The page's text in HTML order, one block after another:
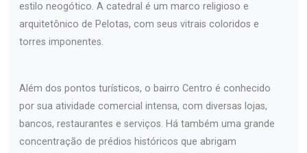
estilo neogótico. A catedral é um marco religioso e
arquitetônico de Pelotas, com seus vitrais coloridos e
torres imponentes.
Além dos pontos turísticos, o bairro Centro é conhecido
por sua atividade comercial intensa, com diversas lojas,
bancos, restaurantes e serviços. Há também uma grande
concentração de prédios históricos que abrigam